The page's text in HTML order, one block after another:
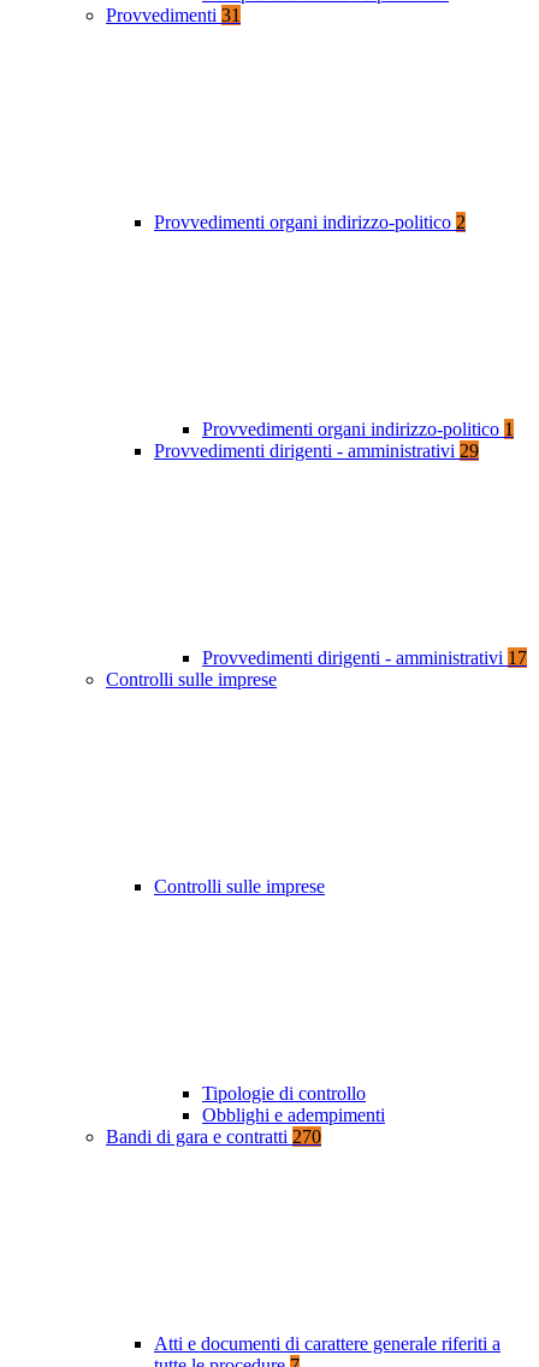
Provvedimenti 31
Provvedimenti organi indirizzo-politico 2
Provvedimenti organi indirizzo-politico 1
Provvedimenti dirigenti - amministrativi 29
Provvedimenti dirigenti - amministrativi 17
Controlli sulle imprese
Controlli sulle imprese
Tipologie di controllo
Obblighi e adempimenti
Bandi di gara e contratti 270
Atti e documenti di carattere generale riferiti a